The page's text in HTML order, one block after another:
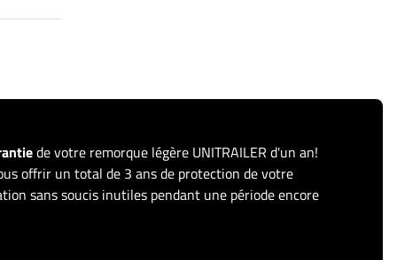
de votre remorque légère UNITRAILER d'un an!
offrir un total de 3 ans de protection de votre
sans soucis inutiles pendant une période encore